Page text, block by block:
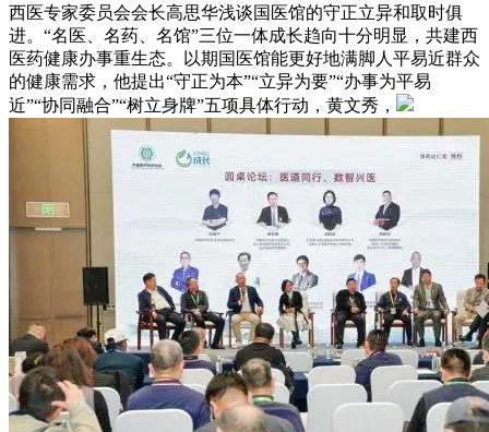
西医专家委员会会长高思华浅谈国医馆的守正立异和取时俱
进。“名医、名药、名馆”三位一体成长趋向十分明显，共建西
医药健康办事重生态。以期国医馆能更好地满脚人平易近群众
的健康需求，他提出“守正为本”“立异为要”“办事为平易
近”“协同融合”“树立身牌”五项具体行动，黄文秀，